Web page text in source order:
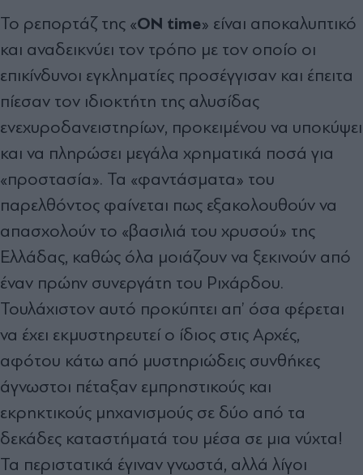
Το ρεπορτάζ της «ON time» είναι αποκαλυπτικό
και αναδεικνύει τον τρόπο με τον οποίο οι
επικίνδυνοι εγκληματίες προσέγγισαν και έπειτα
πίεσαν τον ιδιοκτήτη της αλυσίδας
ενεχυροδανειστηρίων, προκειμένου να υποκύψει
και να πληρώσει μεγάλα χρηματικά ποσά για
«προστασία». Τα «φαντάσματα» του
παρελθόντος φαίνεται πως εξακολουθούν να
απασχολούν το «βασιλιά του χρυσού» της
Ελλάδας, καθώς όλα μοιάζουν να ξεκινούν από
έναν πρώην συνεργάτη του Ριχάρδου.
Τουλάχιστον αυτό προκύπτει απ’ όσα φέρεται
να έχει εκμυστηρευτεί ο ίδιος στις Αρχές,
αφότου κάτω από μυστηριώδεις συνθήκες
άγνωστοι πέταξαν εμπρηστικούς και
εκρηκτικούς μηχανισμούς σε δύο από τα
δεκάδες καταστήματά του μέσα σε μια νύχτα!
Τα περιστατικά έγιναν γνωστά, αλλά λίγοι